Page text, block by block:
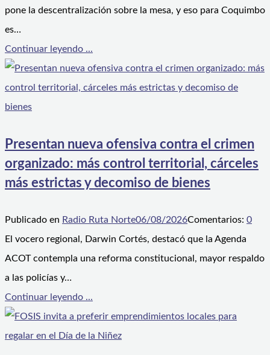
pone la descentralización sobre la mesa, y eso para Coquimbo
es…
Continuar leyendo ...
Presentan nueva ofensiva contra el crimen
organizado: más control territorial, cárceles
más estrictas y decomiso de bienes
Publicado en Radio Ruta Norte06/08/2026Comentarios: 0
El vocero regional, Darwin Cortés, destacó que la Agenda
ACOT contempla una reforma constitucional, mayor respaldo
a las policías y…
Continuar leyendo ...